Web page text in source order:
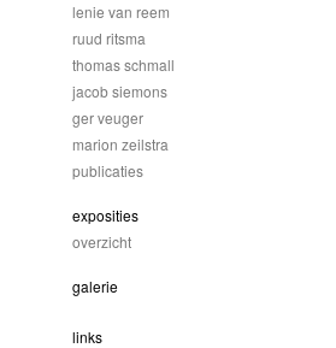
lenie van reem
ruud ritsma
thomas schmall
jacob siemons
ger veuger
marion zeilstra
publicaties
exposities
overzicht
galerie
links